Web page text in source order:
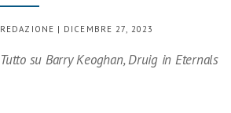
REDAZIONE | DICEMBRE 27, 2023
Tutto su Barry Keoghan, Druig in Eternals